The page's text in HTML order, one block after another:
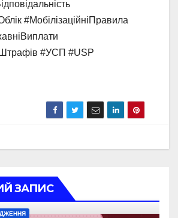
#МобілізаційніПравила
#УСП #USP
ЗАПИС